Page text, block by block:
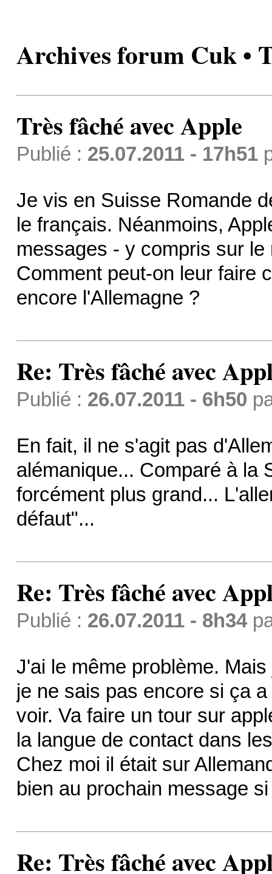
Archives forum Cuk •
Très fâché avec Apple
Publié : 25.07.2011 - 17h51
Je vis en Suisse Romande
le français. Néanmoins,
messages - y compris sur
Comment peut-on leur faire
encore l'Allemagne ?
Re: Très fâché avec
Publié : 26.07.2011 - 6h50
En fait, il ne s'agit pas
alémanique... Comparé à la
forcément plus grand...
défaut"...
Re: Très fâché avec
Publié : 26.07.2011 - 8h34
J'ai le même problème.
je ne sais pas encore si ça
voir. Va faire un tour sur
la langue de contact dans
Chez moi il était sur
bien au prochain message
Re: Très fâché avec